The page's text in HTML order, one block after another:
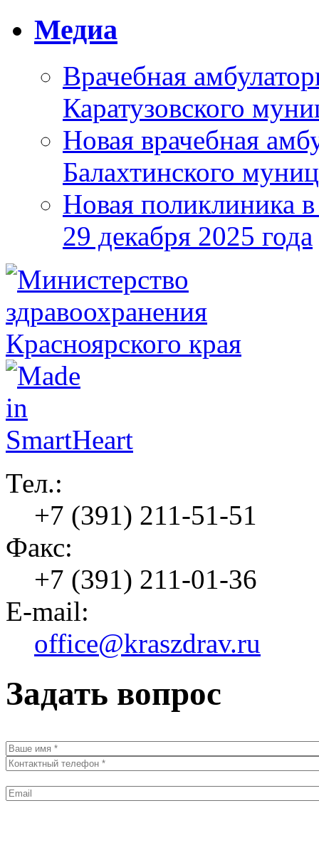
Медиа
Врачебная
Каратузовского
Новая врачебная
Балахтинского
Новая поликлиника
29 декабря 2025 года
Тел.:
+7 (391) 211-51-51
Факс:
+7 (391) 211-01-36
E-mail:
office@kraszdrav.ru
Задать вопрос